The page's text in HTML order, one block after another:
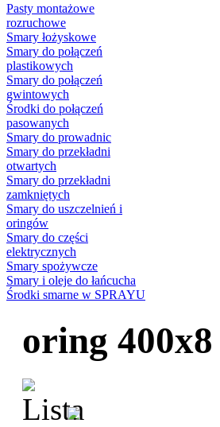
Pasty montażowe
rozruchowe
Smary łożyskowe
Smary do połączeń
plastikowych
Smary do połączeń
gwintowych
Środki do połączeń
pasowanych
Smary do prowadnic
Smary do przekładni
otwartych
Smary do przekładni
zamkniętych
Smary do uszczelnień i
oringów
Smary do części
elektrycznych
Smary spożywcze
Smary i oleje do łańcucha
Środki smarne w SPRAYU
oring